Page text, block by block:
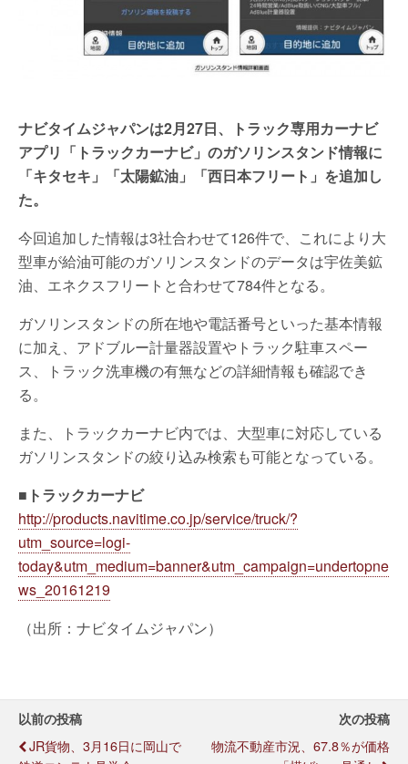
ナビタイムジャパンは2月27日、トラック専用カーナビ
アプリ「トラックカーナビ」のガソリンスタンド情報に
「キタセキ」「太陽鉱油」「西日本フリート」を追加し
た。
今回追加した情報は3社合わせて126件で、これにより大
型車が給油可能のガソリンスタンドのデータは宇佐美鉱
油、エネクスフリートと合わせて784件となる。
ガソリンスタンドの所在地や電話番号といった基本情報
に加え、アドブルー計量器設置やトラック駐車スペー
ス、トラック洗車機の有無などの詳細情報も確認でき
る。
また、トラックカーナビ内では、大型車に対応している
ガソリンスタンドの絞り込み検索も可能となっている。
■トラックカーナビ
http://products.navitime.co.jp/service/truck/?
utm_source=logi-
today&utm_medium=banner&utm_campaign=undertopne
ws_20161219
（出所：ナビタイムジャパン）
以前の投稿
JR貨物、3月16日に岡山で
次の投稿
物流不動産市況、67.8％が価格